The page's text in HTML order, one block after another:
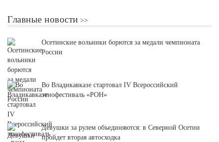
Главные новости
Осетинские вольники борются за медали чемпионата
России
Во Владикавказе стартовал IV Всероссийский
этнофестиваль «РОН»
Девушки за рулем объединяются: в Северной Осетии
пройдет вторая автосходка